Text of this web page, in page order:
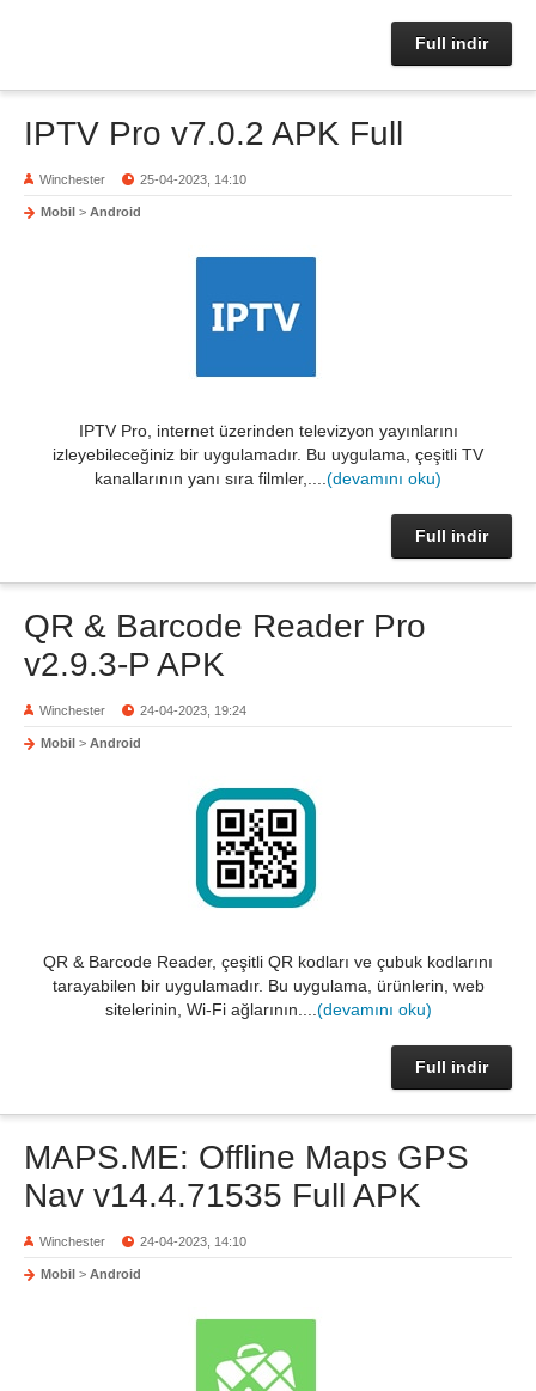
Full indir
IPTV Pro v7.0.2 APK Full
Winchester 25-04-2023, 14:10
Mobil > Android
IPTV Pro, internet üzerinden televizyon yayınlarını
izleyebileceğiniz bir uygulamadır. Bu uygulama, çeşitli TV
kanallarının yanı sıra filmler,.... (devamını oku)
Full indir
QR & Barcode Reader Pro
v2.9.3-P APK
Winchester 24-04-2023, 19:24
Mobil > Android
QR & Barcode Reader, çeşitli QR kodları ve çubuk kodlarını
tarayabilen bir uygulamadır. Bu uygulama, ürünlerin, web
sitelerinin, Wi-Fi ağlarının.... (devamını oku)
Full indir
MAPS.ME: Offline Maps GPS
Nav v14.4.71535 Full APK
Winchester 24-04-2023, 14:10
Mobil > Android